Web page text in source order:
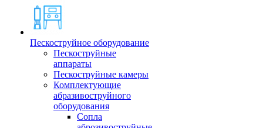
Пескоструйное оборудование
Пескоструйные
аппараты
Пескоструйные камеры
Комплектующие
абразивоструйного
оборудования
Сопла